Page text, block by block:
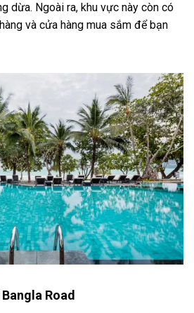
dừa. Ngoài ra, khu vực này còn có
và cửa hàng mua sắm để bạn
Road